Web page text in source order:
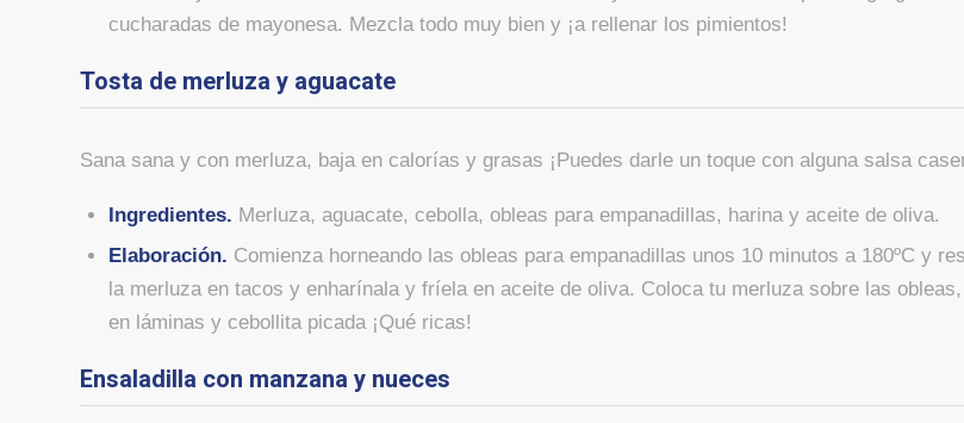
cucharadas de mayonesa. Mezcla todo muy bien y ¡a rellenar los pimientos!
Tosta de merluza y aguacate
Sana sana y con merluza, baja en calorías y grasas ¡Puedes darle un toque con alguna salsa
Ingredientes. Merluza, aguacate, cebolla, obleas para empanadillas, harina y aceite de oliva.
Elaboración. Comienza horneando las obleas para empanadillas unos 10 minutos a 180ºC y
la merluza en tacos y enharínala y fríela en aceite de oliva. Coloca tu merluza sobre las
en láminas y cebollita picada ¡Qué ricas!
Ensaladilla con manzana y nueces